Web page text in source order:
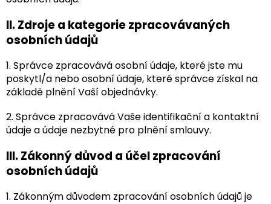
II.Zdroje a kategorie zpracovávaných
osobních údajů
1. Správce zpracovává osobní údaje, které jste mu
poskytl/a nebo osobní údaje, které správce získal na
základě plnění Vaší objednávky.
2. Správce zpracovává Vaše identifikační a kontaktní
údaje a údaje nezbytné pro plnění smlouvy.
III.Zákonný důvod a účel zpracování
osobních údajů
1. Zákonným důvodem zpracování osobních údajů je